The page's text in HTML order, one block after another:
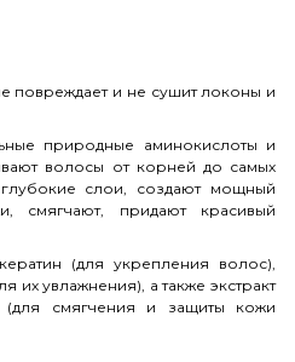
повреждает и не сушит локоны и
природные аминокислоты и
волосы от корней до самых
слои, создают мощный
смягчают, придают красивый
(для укрепления волос),
их увлажнения), а также экстракт
(для смягчения и защиты кожи